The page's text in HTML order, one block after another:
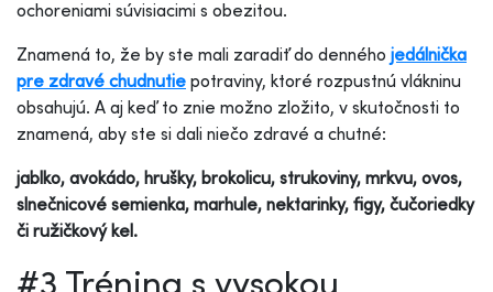
ochoreniami súvisiacimi s obezitou.
Znamená to, že by ste mali zaradiť do denného jedálnička
pre zdravé chudnutie potraviny, ktoré rozpustnú vlákninu
obsahujú. A aj keď to znie možno zložito, v skutočnosti to
znamená, aby ste si dali niečo zdravé a chutné:
jablko, avokádo, hrušky, brokolicu, strukoviny, mrkvu, ovos,
slnečnicové semienka, marhule, nektarinky, figy, čučoriedky
či ružičkový kel.
#3 Tréning s vysokou